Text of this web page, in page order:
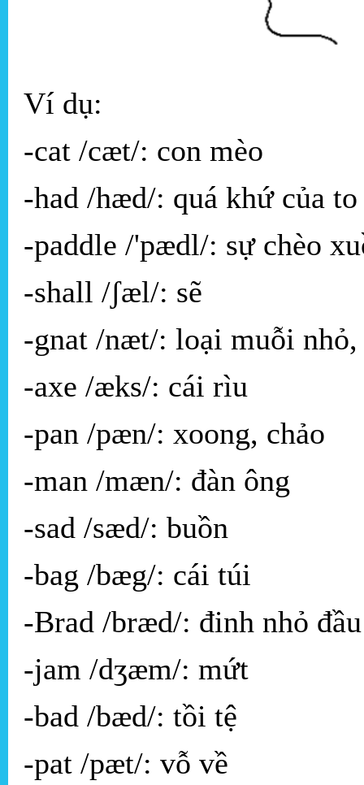
Ví dụ:
-cat /cæt/: con mèo
-had /hæd/: quá khứ của to
-paddle /'pædl/: sự chèo
-shall /ʃæl/: sẽ
-gnat /næt/: loại muỗi
-axe /æks/: cái rìu
-pan /pæn/: xoong, chảo
-man /mæn/: đàn ông
-sad /sæd/: buồn
-bag /bæg/: cái túi
-Brad /bræd/: đinh nhỏ đầu
-jam /dʒæm/: mứt
-bad /bæd/: tồi tệ
-pat /pæt/: vỗ về